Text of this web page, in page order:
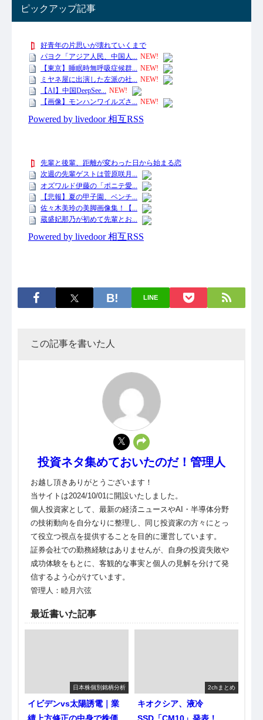
ピックアップ記事
LINE
この記事を書いた人
投資ネタ集めておいたのだ！管理人
お越し頂きありがとうございます！
当サイトは2024/10/01に開設いたしました。
個人投資家として、最新の経済ニュースやAI・半導体分野
の技術動向を自分なりに整理し、同じ投資家の方々にとっ
て役立つ視点を提供することを目的に運営しています。
証券会社での勤務経験はありませんが、自身の投資失敗や
成功体験をもとに、客観的な事実と個人の見解を分けて発
信するよう心がけています。
管理人：睦月六弦
最近書いた記事
日本株個別銘柄分析
イビデンvs太陽誘電｜業
2chまとめ
キオクシア、液冷